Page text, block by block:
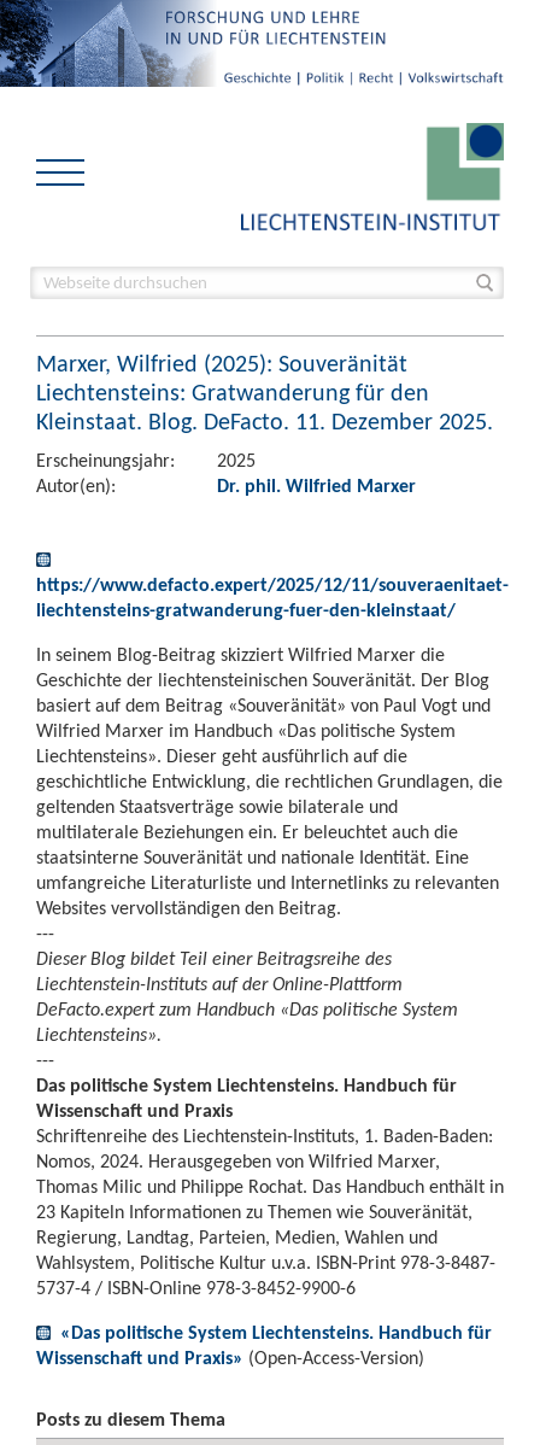
Marxer, Wilfried (2025): Souveränität
Liechtensteins: Gratwanderung für den
Kleinstaat. Blog. DeFacto. 11. Dezember 2025.
Erscheinungsjahr:
2025
Autor(en):
Dr. phil. Wilfried Marxer
https://www.defacto.expert/2025/12/11/souveraenitaet-
liechtensteins-gratwanderung-fuer-den-kleinstaat/
In seinem Blog-Beitrag skizziert Wilfried Marxer die
Geschichte der liechtensteinischen Souveränität. Der Blog
basiert auf dem Beitrag «Souveränität» von Paul Vogt und
Wilfried Marxer im Handbuch «Das politische System
Liechtensteins». Dieser geht ausführlich auf die
geschichtliche Entwicklung, die rechtlichen Grundlagen, die
geltenden Staatsverträge sowie bilaterale und
multilaterale Beziehungen ein. Er beleuchtet auch die
staatsinterne Souveränität und nationale Identität. Eine
umfangreiche Literaturliste und Internetlinks zu relevanten
Websites vervollständigen den Beitrag.
---
Dieser Blog bildet Teil einer Beitragsreihe des
Liechtenstein-Instituts auf der Online-Plattform
DeFacto.expert zum Handbuch «Das politische System
Liechtensteins».
---
Das politische System Liechtensteins. Handbuch für
Wissenschaft und Praxis
Schriftenreihe des Liechtenstein-Instituts, 1. Baden-Baden:
Nomos, 2024. Herausgegeben von Wilfried Marxer,
Thomas Milic und Philippe Rochat. Das Handbuch enthält in
23 Kapiteln Informationen zu Themen wie Souveränität,
Regierung, Landtag, Parteien, Medien, Wahlen und
Wahlsystem, Politische Kultur u.v.a. ISBN-Print 978-3-8487-
5737-4 / ISBN-Online 978-3-8452-9900-6
«Das politische System Liechtensteins. Handbuch für
Wissenschaft und Praxis» (Open-Access-Version)
Posts zu diesem Thema